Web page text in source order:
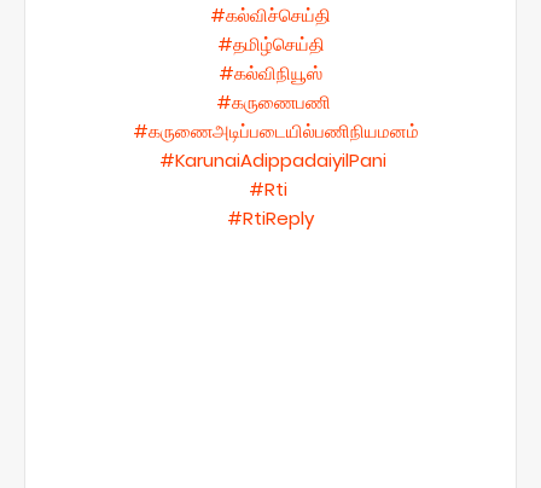
#கல்விச்செய்தி
#தமிழ்செய்தி
#கல்விநியூஸ்
#கருணைபணி
#கருணைஅடிப்படையில்பணிநியமனம்
#KarunaiAdippadaiyilPani
#Rti
#RtiReply